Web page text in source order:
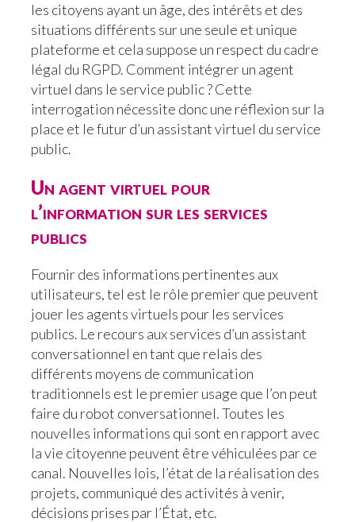
les citoyens ayant un âge, des intérêts et des
situations différents sur une seule et unique
plateforme et cela suppose un respect du cadre
légal du RGPD. Comment intégrer un agent
virtuel dans le service public ? Cette
interrogation nécessite donc une réflexion sur la
place et le futur d’un assistant virtuel du service
public.
Un agent virtuel pour
l’information sur les services
publics
Fournir des informations pertinentes aux
utilisateurs, tel est le rôle premier que peuvent
jouer les agents virtuels pour les services
publics. Le recours aux services d’un assistant
conversationnel en tant que relais des
différents moyens de communication
traditionnels est le premier usage que l’on peut
faire du robot conversationnel. Toutes les
nouvelles informations qui sont en rapport avec
la vie citoyenne peuvent être véhiculées par ce
canal. Nouvelles lois, l’état de la réalisation des
projets, communiqué des activités à venir,
décisions prises par l’État, etc.